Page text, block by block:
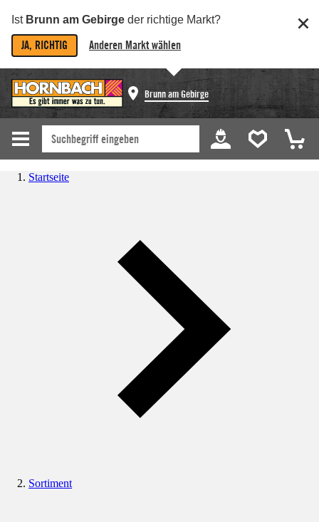
Ist Brunn am Gebirge der richtige Markt?
JA, RICHTIG Anderen Markt wählen
Brunn am Gebirge
Startseite
Sortiment